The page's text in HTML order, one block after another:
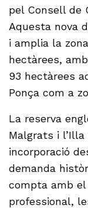
pel Consell de
Aquesta nova
i amplia la
hectàrees,
93 hectàrees
Ponça com a
La reserva
Malgrats i
incorporació
demanda
compta amb
professional,